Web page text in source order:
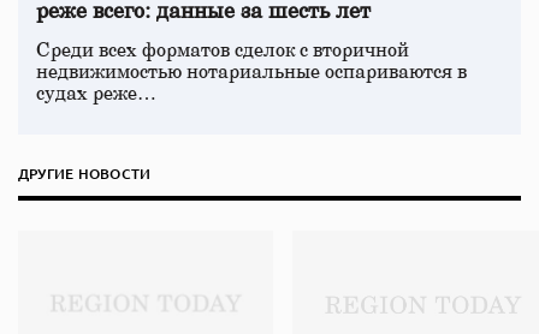
реже всего: данные за шесть лет
Среди всех форматов сделок с вторичной
недвижимостью нотариальные оспариваются в
судах реже…
ДРУГИЕ НОВОСТИ